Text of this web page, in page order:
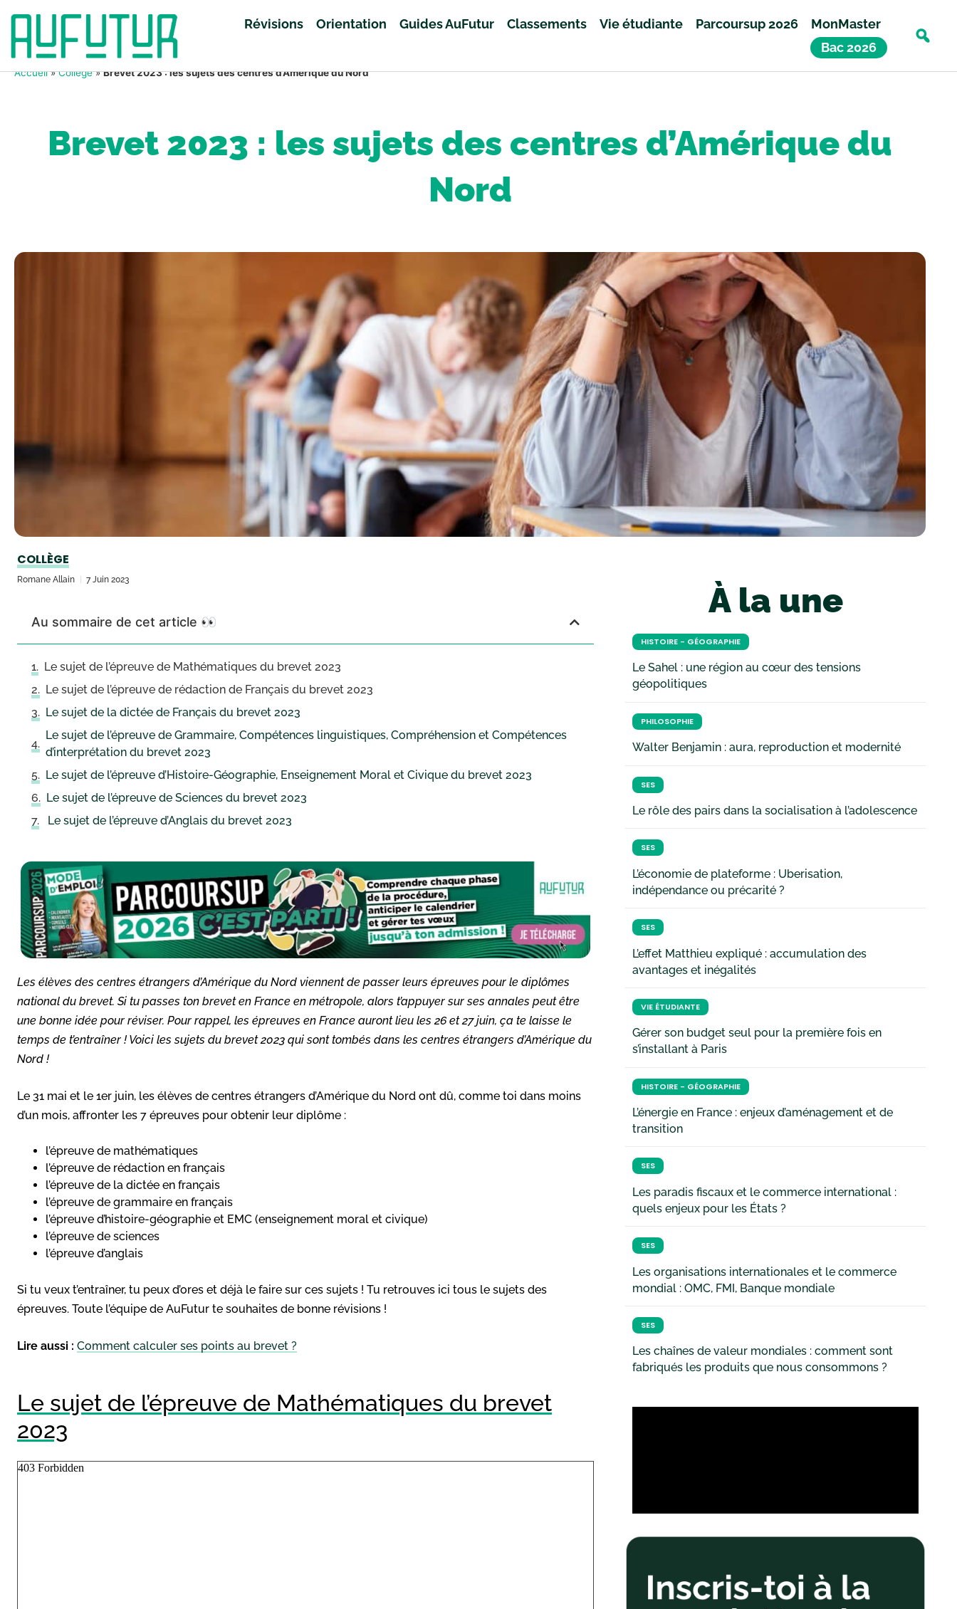
Révisions Orientation Guides AuFutur Classements Vie étudiante Parcoursup 2026
MonMaster
Bac 2026
Accueil»Collège»Brevet 2023 : les sujets des centres d’Amérique du Nord
Brevet 2023 : les sujets des centres d’Amérique du
Nord
COLLÈGE
Romane Allain 7 Juin 2023
Au sommaire de cet article 👀
Le sujet de l’épreuve de Mathématiques du brevet 2023
Le sujet de l’épreuve de rédaction de Français du brevet 2023
Le sujet de la dictée de Français du brevet 2023
Le sujet de l’épreuve de Grammaire, Compétences linguistiques, Compréhension et Compétences
d’interprétation du brevet 2023
Le sujet de l’épreuve d’Histoire-Géographie, Enseignement Moral et Civique du brevet 2023
Le sujet de l’épreuve de Sciences du brevet 2023
Le sujet de l’épreuve d’Anglais du brevet 2023
Les élèves des centres étrangers d’Amérique du Nord viennent de passer leurs épreuves pour le diplômes
national du brevet. Si tu passes ton brevet en France en métropole, alors t’appuyer sur ses annales peut être
une bonne idée pour réviser. Pour rappel, les épreuves en France auront lieu les 26 et 27 juin, ça te laisse le
temps de t’entraîner ! Voici les sujets du brevet 2023 qui sont tombés dans les centres étrangers d’Amérique du
Nord !
Le 31 mai et le 1er juin, les élèves de centres étrangers d’Amérique du Nord ont dû, comme toi dans moins
d’un mois, affronter les 7 épreuves pour obtenir leur diplôme :
l’épreuve de mathématiques
l’épreuve de rédaction en français
l’épreuve de la dictée en français
l’épreuve de grammaire en français
l’épreuve d’histoire-géographie et EMC (enseignement moral et civique)
l’épreuve de sciences
l’épreuve d’anglais
Si tu veux t’entraîner, tu peux d’ores et déjà le faire sur ces sujets ! Tu retrouves ici tous le sujets des
épreuves. Toute l’équipe de AuFutur te souhaites de bonne révisions !
Lire aussi : Comment calculer ses points au brevet ?
Le sujet de l’épreuve de Mathématiques du brevet
2023
À la une
HISTOIRE - GÉOGRAPHIE
Le Sahel : une région au cœur des tensions
géopolitiques
PHILOSOPHIE
Walter Benjamin : aura, reproduction et modernité
SES
Le rôle des pairs dans la socialisation à l’adolescence
SES
L’économie de plateforme : Uberisation,
indépendance ou précarité ?
SES
L’effet Matthieu expliqué : accumulation des
avantages et inégalités
VIE ÉTUDIANTE
Gérer son budget seul pour la première fois en
s’installant à Paris
HISTOIRE - GÉOGRAPHIE
L’énergie en France : enjeux d’aménagement et de
transition
SES
Les paradis fiscaux et le commerce international :
quels enjeux pour les États ?
SES
Les organisations internationales et le commerce
mondial : OMC, FMI, Banque mondiale
SES
Les chaînes de valeur mondiales : comment sont
fabriqués les produits que nous consommons ?